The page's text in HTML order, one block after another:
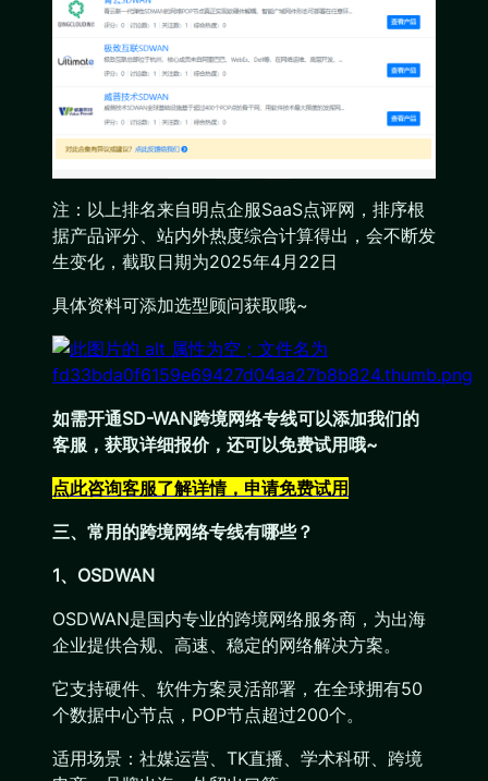
注：以上排名来自明点企服SaaS点评网，排序根
据产品评分、站内外热度综合计算得出，会不断发
生变化，截取日期为2025年4月22日
具体资料可添加选型顾问获取哦~
如需开通SD-WAN跨境网络专线可以添加我们的
客服，获取详细报价，还可以免费试用哦~
点此咨询客服了解详情，申请免费试用
三、常用的跨境网络专线有哪些？
1、OSDWAN
OSDWAN是国内专业的跨境网络服务商，为出海
企业提供合规、高速、稳定的网络解决方案。
它支持硬件、软件方案灵活部署，在全球拥有50
个数据中心节点，POP节点超过200个。
适用场景：社媒运营、TK直播、学术科研、跨境